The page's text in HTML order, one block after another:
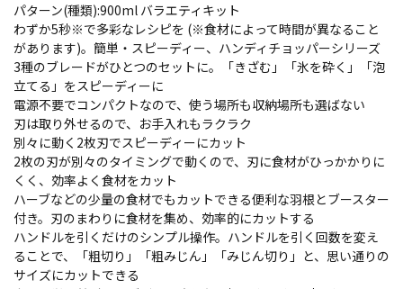
パターン(種類):900ml バラエティキット
わずか5秒※で多彩なレシピを (※食材によって時間が異なること
があります)。簡単・スピーディー、ハンディチョッパーシリーズ
3種のブレードがひとつのセットに。「きざむ」「氷を砕く」「泡
立てる」をスピーディーに
電源不要でコンパクトなので、使う場所も収納場所も選ばない
刃は取り外せるので、お手入れもラクラク
別々に動く2枚刃でスピーディーにカット
2枚の刃が別々のタイミングで動くので、刃に食材がひっかかりに
くく、効率よく食材をカット
ハーブなどの少量の食材でもカットできる便利な羽根とブースター
付き。刃のまわりに食材を集め、効率的にカットする
ハンドルを引くだけのシンプル操作。ハンドルを引く回数を変え
ることで、「粗切り」「粗みじん」「みじん切り」と、思い通りの
サイズにカットできる